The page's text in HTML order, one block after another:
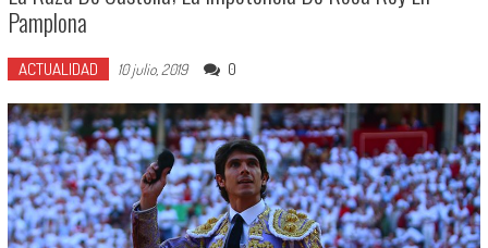
Pamplona
ACTUALIDAD 10 julio, 2019 0